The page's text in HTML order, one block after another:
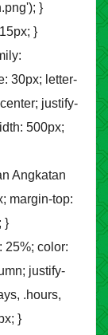
}
}
30px; letter-
justify-
500px;
Angkatan
margin-top:
}
25%; color:
justify-
.hours,
}